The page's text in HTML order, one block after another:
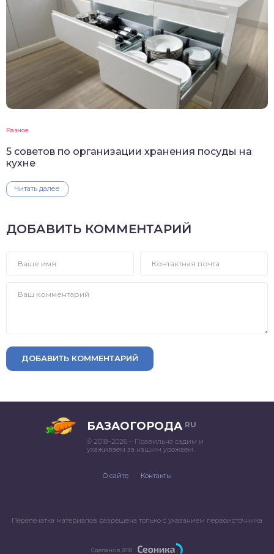
Разное
5 советов по организации хранения посуды на
кухне
Читать далее
ДОБАВИТЬ КОММЕНТАРИЙ
ДОБАВИТЬ КОММЕНТАРИЙ
БАЗАОГОРОДА RU
© 2018–2026 – Правильно садим и
ухаживаем за нашим урожаем.
О сайте Контакты
Перепечатка материалов разрешена только с указанием первоисточника
Сделано в 2018